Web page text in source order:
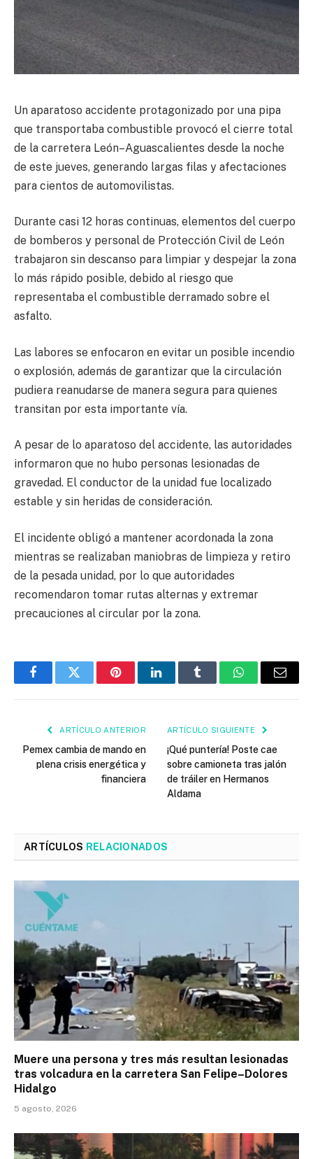
Un aparatoso accidente protagonizado por una pipa
que transportaba combustible provocó el cierre total
de la carretera León–Aguascalientes desde la noche
de este jueves, generando largas filas y afectaciones
para cientos de automovilistas.
Durante casi 12 horas continuas, elementos del cuerpo
de bomberos y personal de Protección Civil de León
trabajaron sin descanso para limpiar y despejar la zona
lo más rápido posible, debido al riesgo que
representaba el combustible derramado sobre el
asfalto.
Las labores se enfocaron en evitar un posible incendio
o explosión, además de garantizar que la circulación
pudiera reanudarse de manera segura para quienes
transitan por esta importante vía.
A pesar de lo aparatoso del accidente, las autoridades
informaron que no hubo personas lesionadas de
gravedad. El conductor de la unidad fue localizado
estable y sin heridas de consideración.
El incidente obligó a mantener acordonada la zona
mientras se realizaban maniobras de limpieza y retiro
de la pesada unidad, por lo que autoridades
recomendaron tomar rutas alternas y extremar
precauciones al circular por la zona.
FacebookTwitter PinterestLinkedInTumblr WhatsAppEmail
ARTÍCULO ANTERIOR
Pemex cambia de mando en
plena crisis energética y
financiera
ARTÍCULO SIGUIENTE
¡Qué puntería! Poste cae
sobre camioneta tras jalón
de tráiler en Hermanos
Aldama
ARTÍCULOS RELACIONADOS
Muere una persona y tres más resultan lesionadas
tras volcadura en la carretera San Felipe–Dolores
Hidalgo
5 agosto, 2026